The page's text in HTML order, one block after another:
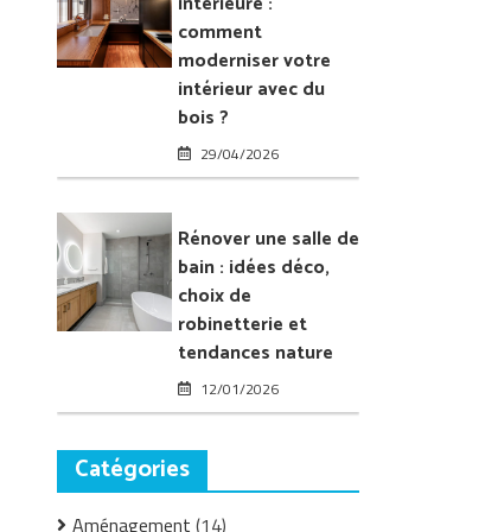
l’intérieur
de
sa
comment
moderniser votre
intérieur avec du
bois ?
29/04/2026
Rénover une salle de
bain : idées déco,
choix de
robinetterie et
tendances nature
12/01/2026
Catégories
Aménagement (14)